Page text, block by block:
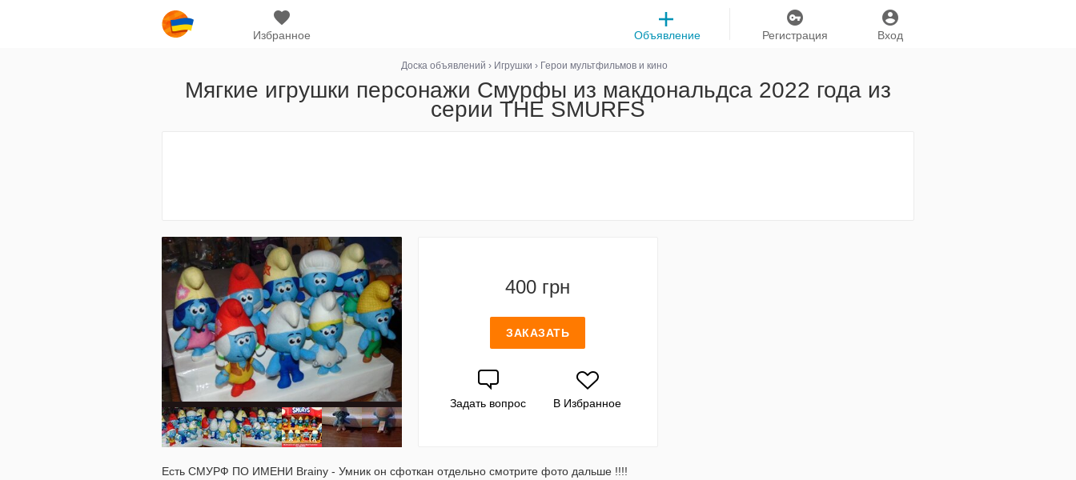
Избранное Вход
Регистрация
Объявление
Доска объявлений › Игрушки › Герои мультфильмов и кино
Мягкие игрушки персонажи Смурфы из макдональдса 2022 года из
серии THE SMURFS
400 грн
ЗАКАЗАТЬ
Задать вопрос В Избранное
Есть СМУРФ ПО ИМЕНИ Brainy - Умник он сфоткан отдельно смотрите фото дальше !!!!